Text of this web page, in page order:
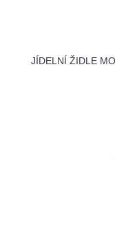
JÍDELNÍ ŽIDLE